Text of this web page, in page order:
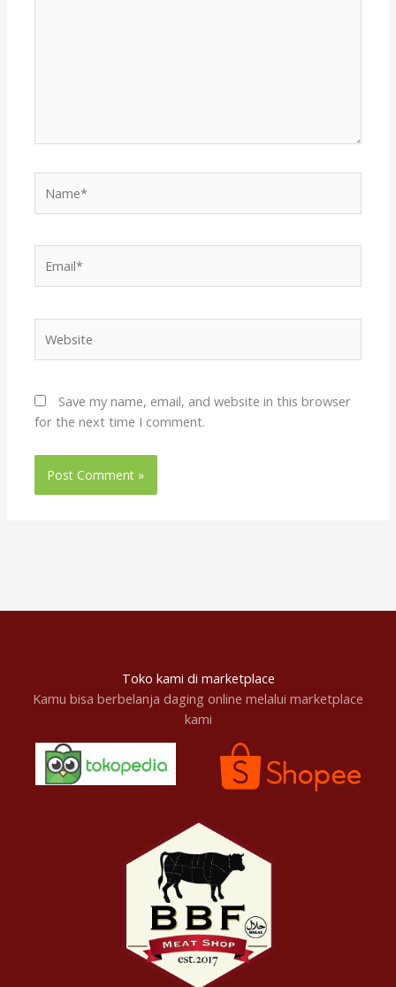
Save my name, email, and website in this browser
for the next time I comment.
Toko kami di marketplace
Kamu bisa berbelanja daging online melalui marketplace
kami